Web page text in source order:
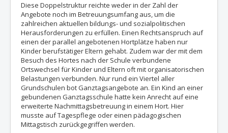
Diese Doppelstruktur reichte weder in der Zahl der
Angebote noch im Betreuungsumfang aus, um die
zahlreichen aktuellen bildungs- und sozialpolitischen
Herausforderungen zu erfüllen. Einen Rechtsanspruch auf
einen der parallel angebotenen Hortplätze haben nur
Kinder berufstätiger Eltern gehabt. Zudem war der mit dem
Besuch des Hortes nach der Schule verbundene
Ortswechsel für Kinder und Eltern oft mit organisatorischen
Belastungen verbunden. Nur rund ein Viertel aller
Grundschulen bot Ganztagsangebote an. Ein Kind an einer
gebundenen Ganztagsschule hatte kein Anrecht auf eine
erweiterte Nachmittagsbetreuung in einem Hort. Hier
musste auf Tagespflege oder einen pädagogischen
Mittagstisch zurückgegriffen werden.